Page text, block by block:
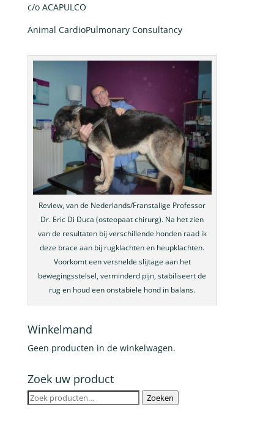
c/o ACAPULCO
Animal CardioPulmonary Consultancy
Review, van de Nederlands/Franstalige Professor
Dr. Eric Di Duca (osteopaat chirurg). Na het zien
van de resultaten bij verschillende honden raad ik
deze brace aan bij rugklachten en heupklachten.
Voorkomt een versnelde slijtage aan het
bewegingsstelsel, verminderd pijn, stabiliseert de
rug en houd een onstabiele hond in balans.
Winkelmand
Geen producten in de winkelwagen.
Zoek uw product
Zoeken
Zoeken